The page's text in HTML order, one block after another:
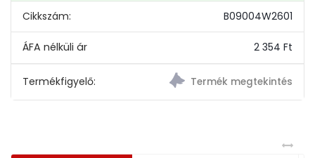
Cikkszám: B09004W2601
2 354 Ft
Termékfigyelő: